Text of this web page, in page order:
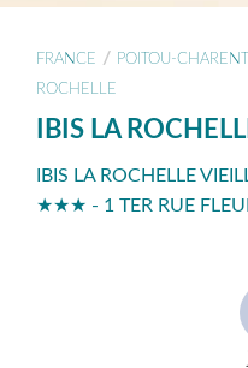
FRANCE / POITOU-
ROCHELLE
IBIS LA
IBIS LA ROCHELLE
★★★ - 1 TER RUE